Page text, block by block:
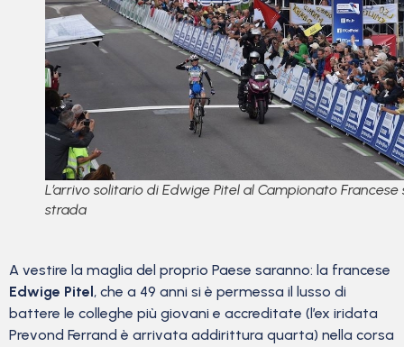
L’arrivo solitario di Edwige Pitel al Campionato Francese
strada
A vestire la maglia del proprio Paese saranno: la francese
Edwige Pitel , che a 49 anni si è permessa il lusso di
battere le colleghe più giovani e accreditate (l’ex iridata
Prevond Ferrand è arrivata addirittura quarta) nella corsa